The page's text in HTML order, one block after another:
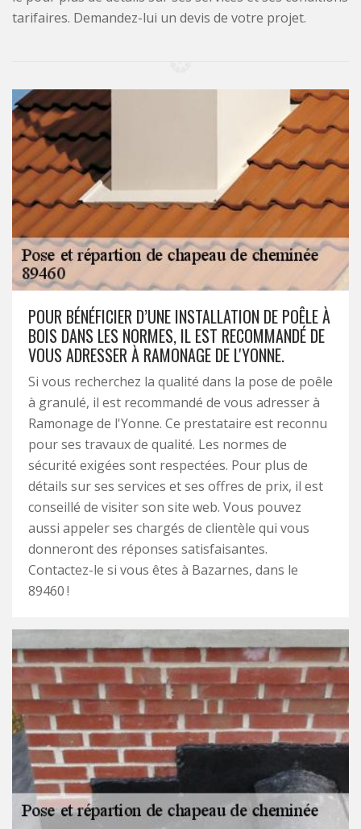
tarifaires. Demandez-lui un devis de votre projet.
POUR BÉNÉFICIER D’UNE INSTALLATION DE POÊLE À
BOIS DANS LES NORMES, IL EST RECOMMANDÉ DE
VOUS ADRESSER À RAMONAGE DE L'YONNE.
Si vous recherchez la qualité dans la pose de poêle
à granulé, il est recommandé de vous adresser à
Ramonage de l'Yonne. Ce prestataire est reconnu
pour ses travaux de qualité. Les normes de
sécurité exigées sont respectées. Pour plus de
détails sur ses services et ses offres de prix, il est
conseillé de visiter son site web. Vous pouvez
aussi appeler ses chargés de clientèle qui vous
donneront des réponses satisfaisantes.
Contactez-le si vous êtes à Bazarnes, dans le
89460 !